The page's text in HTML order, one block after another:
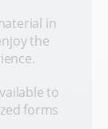
in
the
to
forms